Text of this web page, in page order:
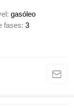
gasóleo
fases 3